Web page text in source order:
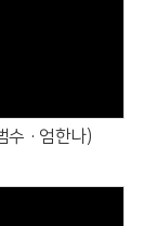
수·엄한나)